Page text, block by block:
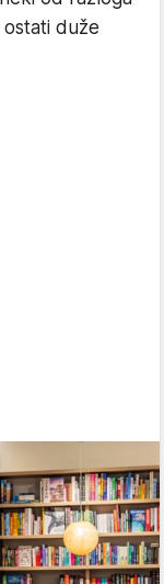
duže